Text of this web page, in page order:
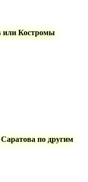
или Костромы
Саратова по другим